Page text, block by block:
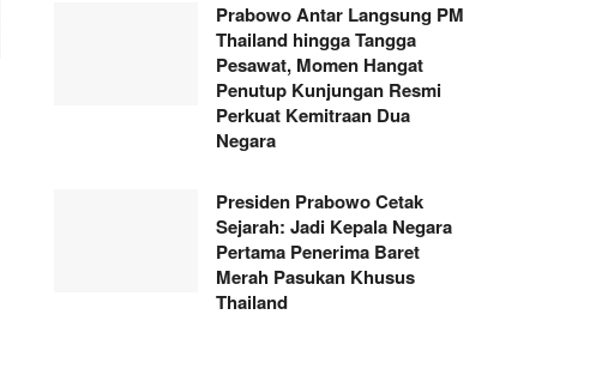
Prabowo Antar Langsung PM
Thailand hingga Tangga
Pesawat, Momen Hangat
Penutup Kunjungan Resmi
Perkuat Kemitraan Dua
Negara
Presiden Prabowo Cetak
Sejarah: Jadi Kepala Negara
Pertama Penerima Baret
Merah Pasukan Khusus
Thailand